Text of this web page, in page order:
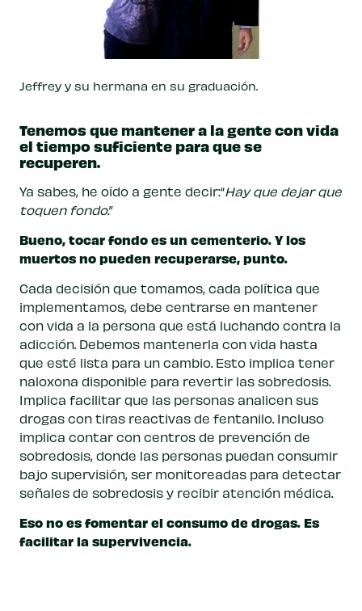
Jeffrey y su hermana en su graduación.
Tenemos que mantener a la gente con vida
el tiempo suficiente para que se
recuperen.
Ya sabes, he oído a gente decir:“Hay que dejar que
toquen fondo.”
Bueno, tocar fondo es un cementerio. Y los
muertos no pueden recuperarse, punto.
Cada decisión que tomamos, cada política que
implementamos, debe centrarse en mantener
con vida a la persona que está luchando contra la
adicción. Debemos mantenerla con vida hasta
que esté lista para un cambio. Esto implica tener
naloxona disponible para revertir las sobredosis.
Implica facilitar que las personas analicen sus
drogas con tiras reactivas de fentanilo. Incluso
implica contar con centros de prevención de
sobredosis, donde las personas puedan consumir
bajo supervisión, ser monitoreadas para detectar
señales de sobredosis y recibir atención médica.
Eso no es fomentar el consumo de drogas. Es
facilitar la supervivencia.